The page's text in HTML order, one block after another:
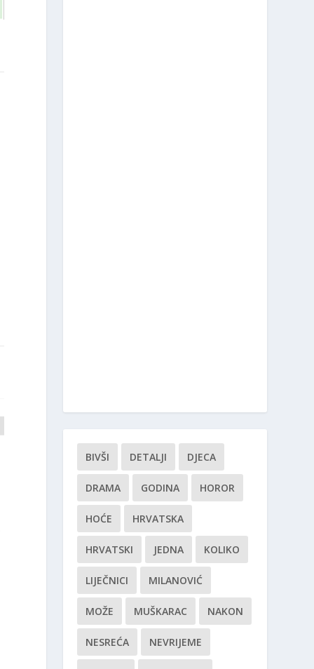
BIVŠI DETALJI DJECA
DRAMA GODINA HOROR
HOĆE HRVATSKA
HRVATSKI JEDNA KOLIKO
LIJEČNICI MILANOVIĆ
MOŽE MUŠKARAC NAKON
NESREĆA NEVRIJEME